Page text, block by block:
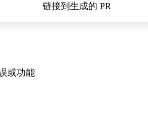
链接到生成的 PR
或功能